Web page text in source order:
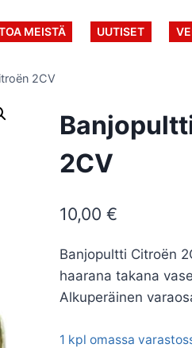
MEISTÄ UUTISET
2CV
2CV
10,00€
Banjopultti Citroën
haarana takana
Alkuperäinen
1 kpl omassa